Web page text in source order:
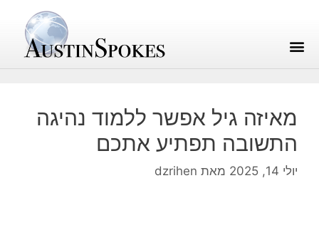
מאיזה גיל אפשר ללמוד נהיגה
התשובה תפתיע אתכם
יולי 14, 2025 מאת dzrihen